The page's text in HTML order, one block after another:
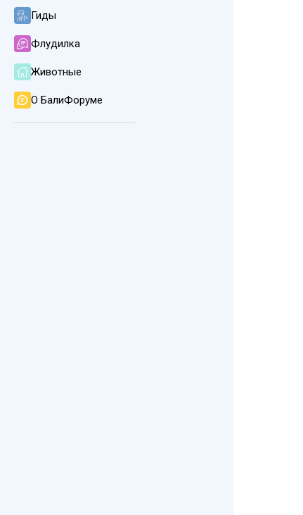
Гиды
Флудилка
Животные
О БалиФоруме